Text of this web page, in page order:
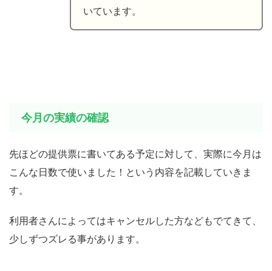
いています。
今月の実績の確認
先ほどの提供票に書いてある予定に対して、実際に今月は
こんな日数で使いました！という内容を記載していきま
す。
利用者さんによってはキャンセルした方などもでてきて、
少しずつズレる事があります。